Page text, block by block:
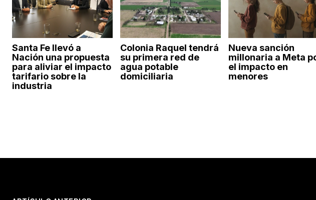
Santa Fe llevó a
Nación una propuesta
para aliviar el impacto
tarifario sobre la
industria
Colonia Raquel tendrá
su primera red de
agua potable
domiciliaria
Nueva sanción
millonaria a Meta
el impacto en
menores